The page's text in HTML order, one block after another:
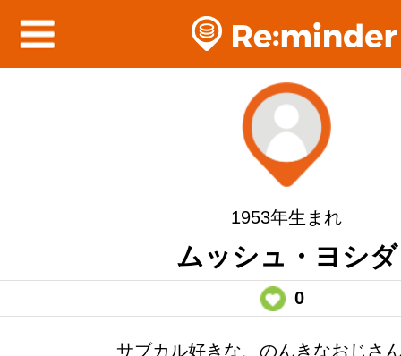
1953年生まれ
ムッシュ・ヨシダ
0
サブカル好きな、のんきなおじさ